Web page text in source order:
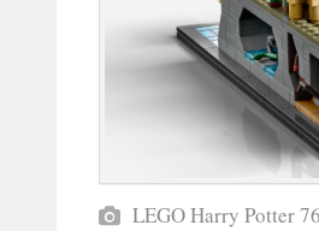
LEGO Harry Potter